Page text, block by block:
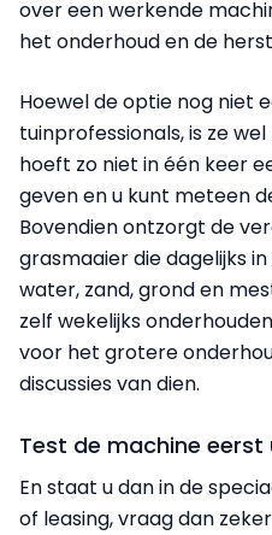
over een werkende
het onderhoud en de
Hoewel de optie nog niet
tuinprofessionals, is ze
hoeft zo niet in één keer
geven en u kunt meteen
Bovendien ontzorgt de
grasmaaier die dagelijks
water, zand, grond en
zelf wekelijks
voor het grotere
discussies van dien.
Test de machine eerst
En staat u dan in de
of leasing, vraag dan